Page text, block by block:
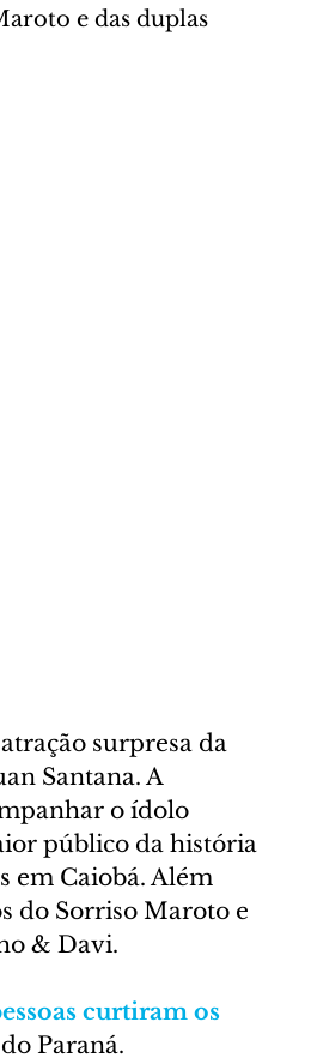
e das duplas
surpresa da
Santana. A
o ídolo
público da história
em Caiobá. Além
do Sorriso Maroto e
& Davi.
curtiram os
Paraná.